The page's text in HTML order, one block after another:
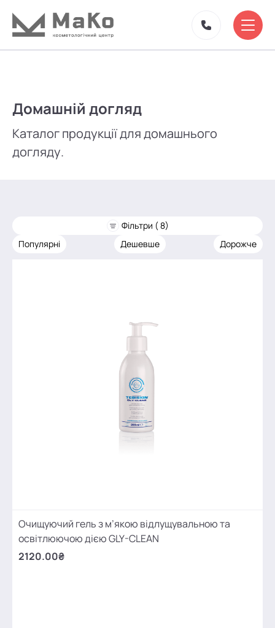
Домашній догляд
Каталог продукції для домашнього
догляду.
Фільтри ( 8)
Популярні
Дешевше Дорожче
Очищуючий гель з м’якою відлущувальною та
освітлюючою дією GLY-CLEAN
2120.00₴